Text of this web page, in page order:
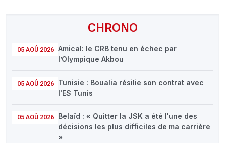
CHRONO
05 AOÛ 2026
Amical: le CRB tenu en échec par
l’Olympique Akbou
05 AOÛ 2026
Tunisie : Boualia résilie son contrat avec
l'ES Tunis
05 AOÛ 2026
Belaïd : « Quitter la JSK a été l'une des
décisions les plus difficiles de ma carrière
»